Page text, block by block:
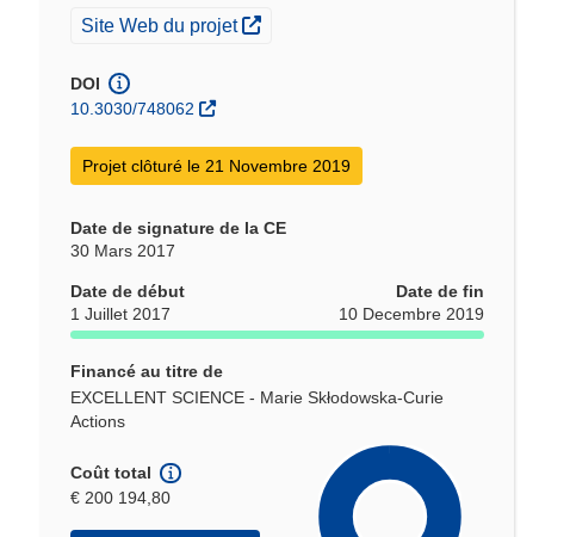
(s’ouvre dans une nouvelle fenêtre)
Site Web du projet
DOI
10.3030/748062
Projet clôturé le 21 Novembre 2019
Date de signature de la CE
30 Mars 2017
Date de début
1 Juillet 2017
Date de fin
10 Decembre 2019
Financé au titre de
EXCELLENT SCIENCE - Marie Skłodowska-Curie
Actions
Coût total
€ 200 194,80